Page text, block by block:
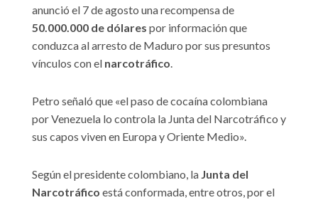
anunció el 7 de agosto una recompensa de
50.000.000 de dólares por información que
conduzca al arresto de Maduro por sus presuntos
vínculos con el narcotráfico.
Petro señaló que «el paso de cocaína colombiana
por Venezuela lo controla la Junta del Narcotráfico y
sus capos viven en Europa y Oriente Medio».
Según el presidente colombiano, la Junta del
Narcotráfico está conformada, entre otros, por el